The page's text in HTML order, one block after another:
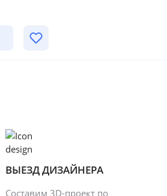
ВЫЕЗД ДИЗАЙНЕРА
Составим 3D-проект по